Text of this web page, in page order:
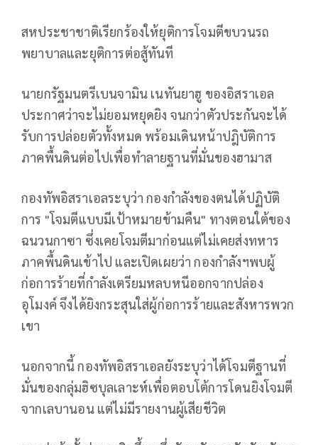
สหประชาชาติเรียกร้องให้ยุติการโจมตีขบวนรถ
พยาบาลและยุติการต่อสู้ทันที
นายกรัฐมนตรีเบนจามิน เนทันยาฮู ของอิสราเอล
ประกาศว่าจะไม่ยอมหยุดยิง จนกว่าตัวประกันจะได้
รับการปล่อยตัวทั้งหมด พร้อมเดินหน้าปฎิบัติการ
ภาคพื้นดินต่อไปเพื่อทำลายฐานที่มั่นของฮามาส
กองทัพอิสราเอลระบุว่า กองกำลังของตนได้ปฏิบัติ
การ "โจมตีแบบมีเป้าหมายข้ามคืน" ทางตอนใต้ของ
ฉนวนกาซา ซึ่งเคยโจมตีมาก่อนแต่ไม่เคยส่งทหาร
ภาคพื้นดินเข้าไป และเปิดเผยว่า กองกำลังฯพบผู้
ก่อการร้ายที่กำลังเตรียมหลบหนีออกจากปล่อง
อุโมงค์ จึงได้ยิงกระสุนใส่ผู้ก่อการร้ายและสังหารพวก
เขา
นอกจากนี้ กองทัพอิสราเอลยังระบุว่าได้โจมตีฐานที่
มั่นของกลุ่มฮิซบุลเลาะห์เพื่อตอบโต้การโดนยิงโจมตี
จากเลบานอน แต่ไม่มีรายงานผู้เสียชีวิต